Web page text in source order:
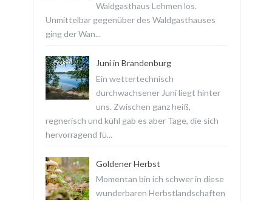
Waldgasthaus Lehmen los.
Unmittelbar gegenüber des Waldgasthauses
ging der Wan...
Juni in Brandenburg
Ein wettertechnisch
durchwachsener Juni liegt hinter
uns. Zwischen ganz heiß,
regnerisch und kühl gab es aber Tage, die sich
hervorragend fü...
Goldener Herbst
Momentan bin ich schwer in diese
wunderbaren Herbstlandschaften